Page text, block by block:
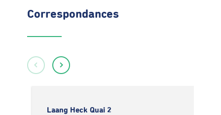
Correspondances
Laang Heck Quai 2